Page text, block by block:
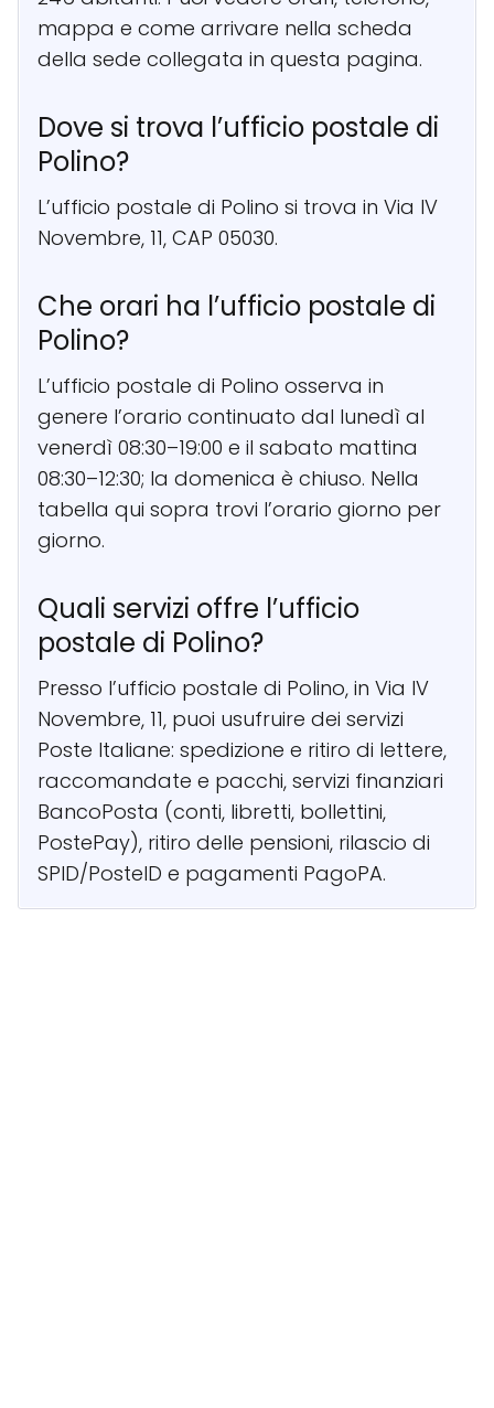
mappa e come arrivare nella scheda
della sede collegata in questa pagina.
Dove si trova l’ufficio postale di
Polino?
L’ufficio postale di Polino si trova in Via IV
Novembre, 11, CAP 05030.
Che orari ha l’ufficio postale di
Polino?
L’ufficio postale di Polino osserva in
genere l’orario continuato dal lunedì al
venerdì 08:30–19:00 e il sabato mattina
08:30–12:30; la domenica è chiuso. Nella
tabella qui sopra trovi l’orario giorno per
giorno.
Quali servizi offre l’ufficio
postale di Polino?
Presso l’ufficio postale di Polino, in Via IV
Novembre, 11, puoi usufruire dei servizi
Poste Italiane: spedizione e ritiro di lettere,
raccomandate e pacchi, servizi finanziari
BancoPosta (conti, libretti, bollettini,
PostePay), ritiro delle pensioni, rilascio di
SPID/PosteID e pagamenti PagoPA.